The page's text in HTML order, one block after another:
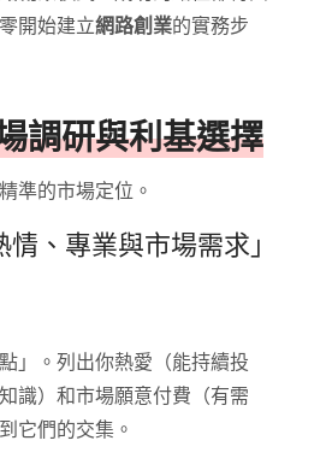
開始建立網路創業的實務步
調研與利基選擇
準的市場定位。
、專業與市場需求」
」。列出你熱愛（能持續投
識）和市場願意付費（有需
它們的交集。